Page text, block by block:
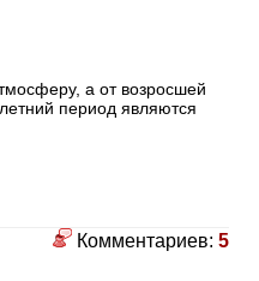
а от возросшей
период являются
Комментариев: 5